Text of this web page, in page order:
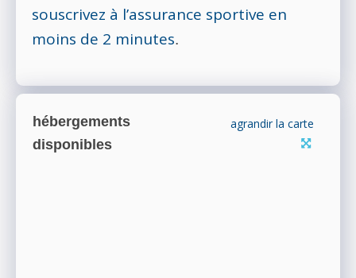
souscrivez à l’assurance sportive en
moins de 2 minutes.
hébergements
disponibles
agrandir la carte